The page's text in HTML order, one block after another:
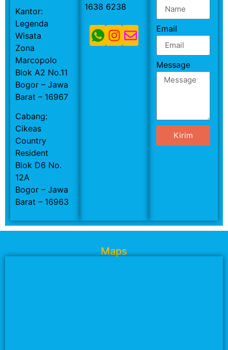
Kantor:
Legenda
Wisata
Zona
Marcopolo
Blok A2 No.11
Bogor – Jawa
Barat – 16967
Cabang:
Cikeas
Country
Resident
Blok D6 No.
12A
Bogor – Jawa
Barat – 16963
1638 6238
Email
Message
Kirim
Maps